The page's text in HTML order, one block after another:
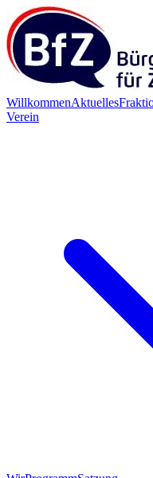
WillkommenAktuelles
Verein